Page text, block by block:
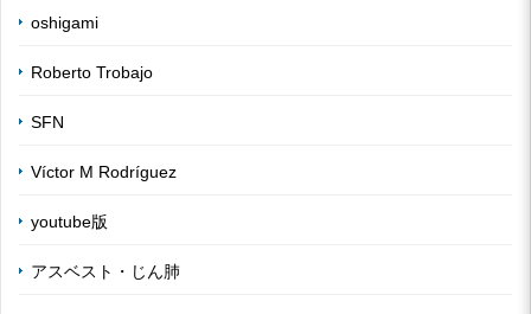
oshigami
Roberto Trobajo
SFN
Víctor M Rodríguez
youtube版
アスベスト・じん肺